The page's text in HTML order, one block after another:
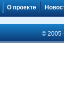
О проекте
© 2005